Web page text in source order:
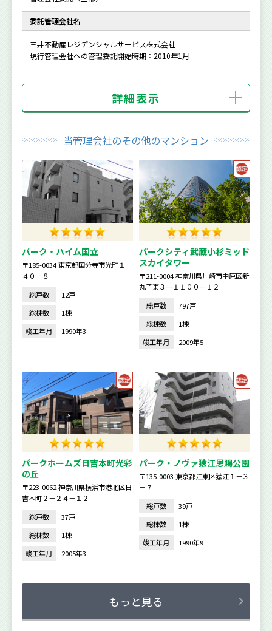
委託管理会社名
三井不動産レジデンシャルサービス株式会社
現行管理会社への管理委託開始時期：2010年1月
詳細表示
当管理会社のその他のマンション
パーク・ハイム国立
〒185-0034 東京都国分寺市光町１－
４０－８
総戸数
12戸
総棟数
1棟
竣工年月
1990年3
パークシティ武蔵小杉ミッド
スカイタワー
〒211-0004 神奈川県川崎市中原区新
丸子東３ー１１００ー１２
総戸数
797戸
総棟数
1棟
竣工年月
2009年5
パークホームズ日吉本町光彩
の丘
〒223-0062 神奈川県横浜市港北区日
吉本町２－２４－１２
総戸数
37戸
総棟数
1棟
竣工年月
2005年3
パーク・ノヴァ猿江恩賜公園
〒135-0003 東京都江東区猿江１－３
－７
総戸数
39戸
総棟数
1棟
竣工年月
1990年9
もっと見る